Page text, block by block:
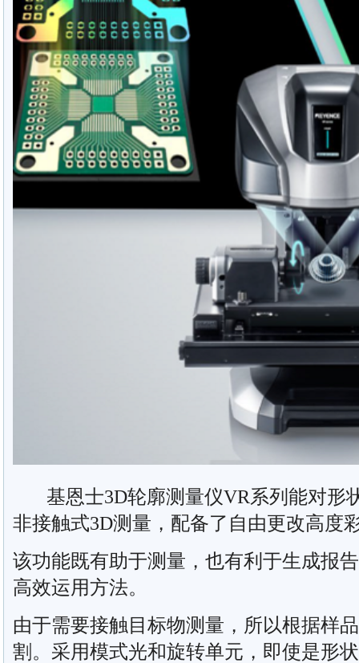
基恩士3D轮廓测量仪VR系列能对形
非接触式3D测量，配备了自由更改高度
该功能既有助于测量，也有利于生成报
高效运用方法。
由于需要接触目标物测量，所以根据样
割。采用模式光和旋转单元，即使是形